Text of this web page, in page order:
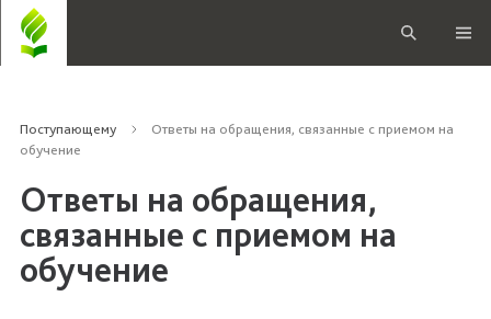
Поступающему
Ответы на обращения, связанные с приемом на
обучение
Ответы на обращения,
связанные с приемом на
обучение